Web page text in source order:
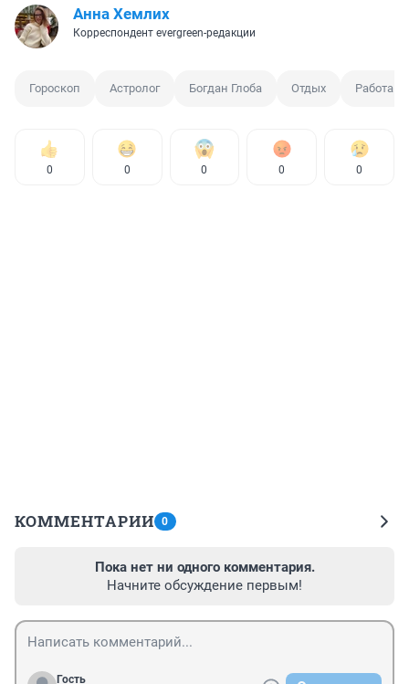
Анна Хемлих
Корреспондент evergreen-редакции
Гороскоп Астролог Богдан Глоба Отдых Работа
0 0 0 0 0
КОММЕНТАРИИ 0
Пока нет ни одного комментария.
Начните обсуждение первым!
Гость